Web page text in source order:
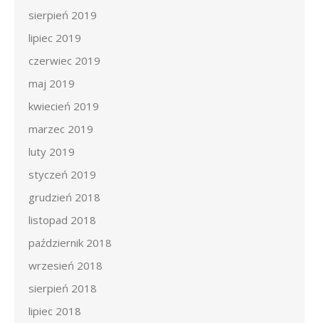
sierpień 2019
lipiec 2019
czerwiec 2019
maj 2019
kwiecień 2019
marzec 2019
luty 2019
styczeń 2019
grudzień 2018
listopad 2018
październik 2018
wrzesień 2018
sierpień 2018
lipiec 2018